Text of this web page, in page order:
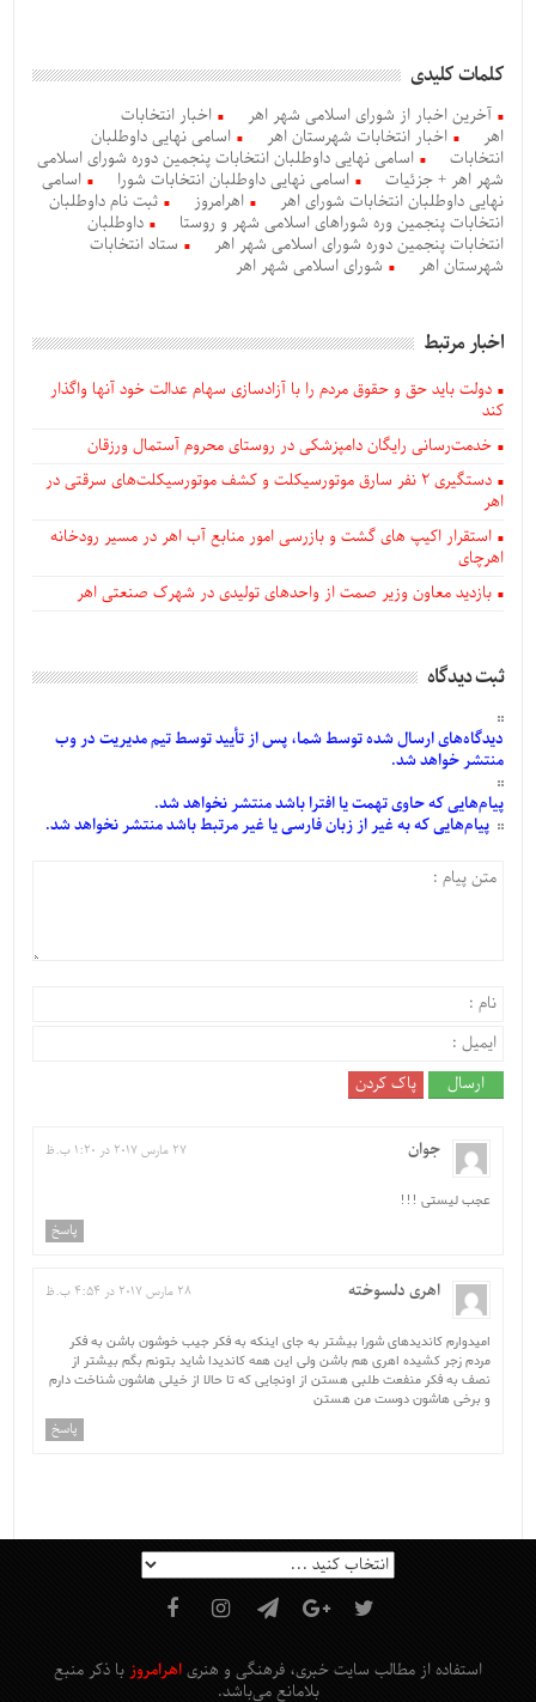
کلمات کلیدی
آخرین اخبار از شورای اسلامی شهر اهر
اخبار انتخابات
اهر
اخبار انتخابات شهرستان اهر
اسامی نهایی داوطلبان
انتخابات
اسامی نهایی داوطلبان انتخابات پنجمین دوره شورای اسلامی
شهر اهر + جزئیات
اسامی نهایی داوطلبان انتخابات شورا
اسامی
نهایی داوطلبان انتخابات شورای اهر
اهرامروز
ثبت نام داوطلبان
انتخابات پنجمین وره شوراهای اسلامی شهر و روستا
داوطلبان
انتخابات پنجمین دوره شورای اسلامی شهر اهر
ستاد انتخابات
شهرستان اهر
شورای اسلامی شهر اهر
اخبار مرتبط
دولت باید حق و حقوق مردم را با آزادسازی سهام عدالت خود آنها واگذار
کند
خدمت‌رسانی رایگان دامپزشکی در روستای محروم آستمال ورزقان
دستگيری ۲ نفر سارق موتورسیکلت و کشف موتورسیکلت‌های سرقتی در
اهر
استقرار اکیپ های گشت و بازرسی امور منابع آب اهر در مسیر رودخانه
اهرچای
بازدید معاون وزیر صمت از واحدهای تولیدی در شهرک صنعتی اهر
ثبت دیدگاه
دیدگاه‌هایارسالشدهتوسط شما، پس ازتأییدتوسط تیم مدیریت در وب
منتشر خواهد شد.
پیام‌هاییکه حاوی تهمت یا افترا باشد منتشر نخواهد شد.
پیام‌هاییکه به غیر از زبان فارسی یا غیر مرتبط باشد منتشر نخواهد شد.
جوان 27 مارس 2017 در 1:20 ب.ظ
عجب لیستی !!!
پاسخ
اهری دلسوخته 28 مارس 2017 در 4:54 ب.ظ
امیدوارم کاندیدهای شورا بیشتر به جای اینکه به فکر جیب خوشون باشن به فکر
مردم زجر کشیده اهری هم باشن ولی این همه کاندیدا شاید بتونم بگم بیشتر از
نصف به فکر منفعت طلبی هستن از اونجایی که تا حالا از خیلی هاشون شناخت دارم
و برخی هاشون دوست من هستن
پاسخ
استفاده از مطالب سایت خبری، فرهنگی و هنری اهرامروز با ذکر منبع
بلامانع می‌باشد.